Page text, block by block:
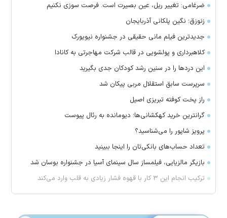
ضرغامی: تغییر ریل، عین بصیرت است. فرصت سوزی نکنیم
زنوزق؛ نگین پلکانی آذربایجان
جدیدترین فیلم مانی حقیقی در جشنواره نیویورک
کلاهبرداری و پولشویی در قالب شرکت مهاجرتی به کانادا
این درد‌ها را در سنین رشد کودکان جدی بگیرید
سرپرست سابق استقلال مربی پیکان شد
راز پخت کوفته تبریزی اصیل
گرانترین خرید کهکشانی‌ها؛ دیومانده به رئال پیوست
پرویز شاپور را می‌شناسید؟
تعداد حساب‌های بانکی‌تان را اینجا ببینید
بازیگر مالزیایی، فیلمساز سال سینمای آسیا در جشنواره بوسان شد
ترکیب انجام این ۳ کار با قهوه فشار زیادی به قلب وارد می‌کند